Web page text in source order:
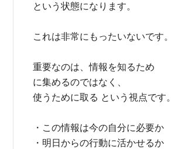
という状態になります。
これは非常にもったいないです。
重要なのは、情報を知るため
に集めるのではなく、
使うために取る という視点です。
・この情報は今の自分に必要か
・明日からの行動に活かせるか